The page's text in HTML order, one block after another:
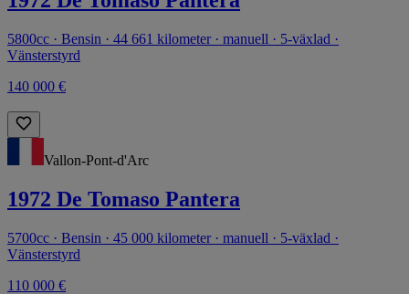
5800cc · Bensin · 44 661 kilometer · manuell · 5-växlad ·
Vänsterstyrd
140 000 €
Vallon-Pont-d'Arc
1972 De Tomaso Pantera
5700cc · Bensin · 45 000 kilometer · manuell · 5-växlad ·
Vänsterstyrd
110 000 €